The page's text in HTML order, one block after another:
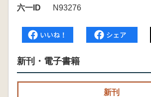
六一ID
N93276
新刊・電子書籍
新刊